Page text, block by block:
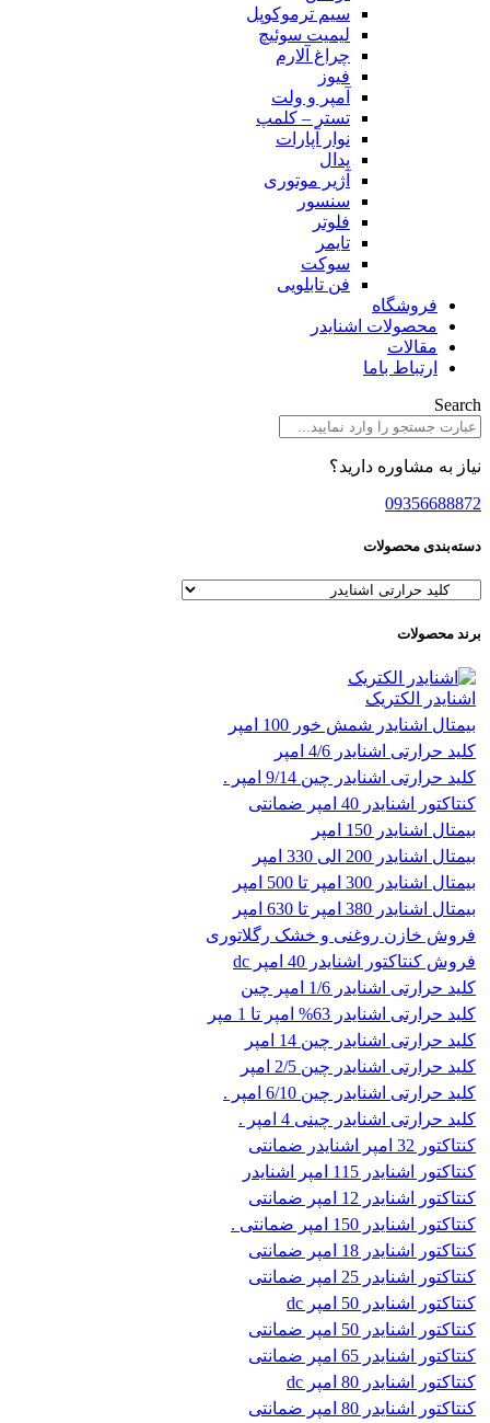
سیم ترموکوپل
لیمیت سوئیچ
چراغ آلارم
فیوز
آمپر و ولت
تستر – کلمپ
نوار آپارات
پدال
آژیر موتوری
سنسور
فلوتر
تایمر
سوکت
فن تابلویی
فروشگاه
محصولات اشنایدر
مقالات
ارتباط باما
Search
نیاز به مشاوره دارید؟
09356688872
دسته‌بندی محصولات
برند محصولات
اشنایدر الکتریک
بیمتال اشنایدر شمش خور 100 امپر
کلید حرارتی اشنایدر 4/6 امپر
کلید حرارتی اشنایدر چین 9/14 امپر .
کنتاکتور اشنایدر 40 امپر ضمانتی
بیمتال اشنایدر 150 امپر
بیمتال اشنایدر 200 الی 330 امپر
بیمتال اشنایدر 300 امپر تا 500 امپر
بیمتال اشنایدر 380 امپر تا 630 امپر
فروش خازن روغنی و خشک رگلاتوری
فروش کنتاکتور اشنایدر 40 امپر dc
کلید حرارتی اشنایدر 1/6 امپر چین
کلید حرارتی اشنایدر 63% امپر تا 1 مپر
کلید حرارتی اشنایدر چین 14 امپر
کلید حرارتی اشنایدر چین 2/5 امپر
کلید حرارتی اشنایدر چین 6/10 امپر .
کلید حرارتی اشنایدر چینی 4 امپر .
کنتاکتور 32 امپر اشنایدر ضمانتی
کنتاکتور اشنایدر 115 امپر اشنایدر
کنتاکتور اشنایدر 12 امپر ضمانتی
کنتاکتور اشنایدر 150 امپر ضمانتی .
کنتاکتور اشنایدر 18 امپر ضمانتی
کنتاکتور اشنایدر 25 امپر ضمانتی
کنتاکتور اشنایدر 50 امپر dc
کنتاکتور اشنایدر 50 امپر ضمانتی
کنتاکتور اشنایدر 65 امپر ضمانتی
کنتاکتور اشنایدر 80 امپر dc
کنتاکتور اشنایدر 80 امپر ضمانتی